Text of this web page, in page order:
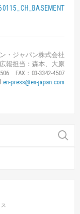
・ジャパン株式会社
広報担当：森本、大原
FAX：03-3342-4507
en-press@en-japan.com